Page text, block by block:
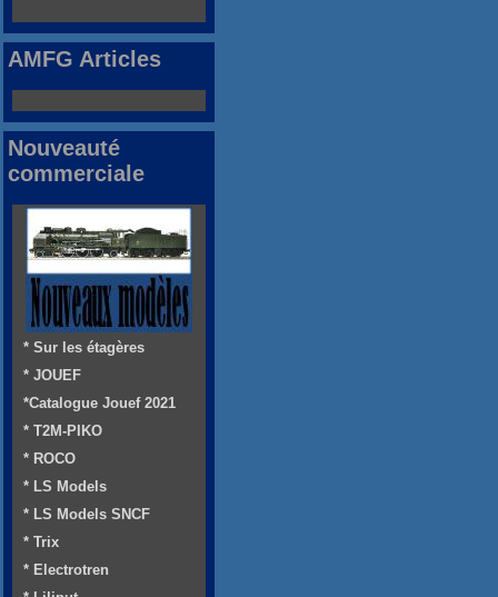
AMFG Articles
Nouveauté
commerciale
* Sur les étagères
* JOUEF
*Catalogue Jouef 2021
* T2M-PIKO
* ROCO
* LS Models
* LS Models SNCF
* Trix
* Electrotren